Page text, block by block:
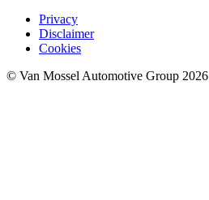
Privacy
Disclaimer
Cookies
© Van Mossel Automotive Group 2026